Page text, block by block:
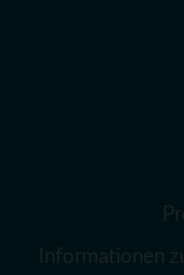
Informationen